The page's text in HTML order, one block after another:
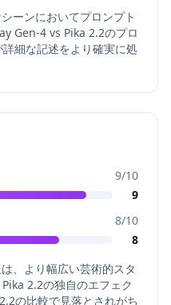
ーンにおいてプロンプト
Gen-4 vs Pika 2.2のプロ
細な記述をより確実に処
9/10
9
8/10
8
、より幅広い芸術的スタ
2.2の独自のエフェク
の比較で見落とされがち